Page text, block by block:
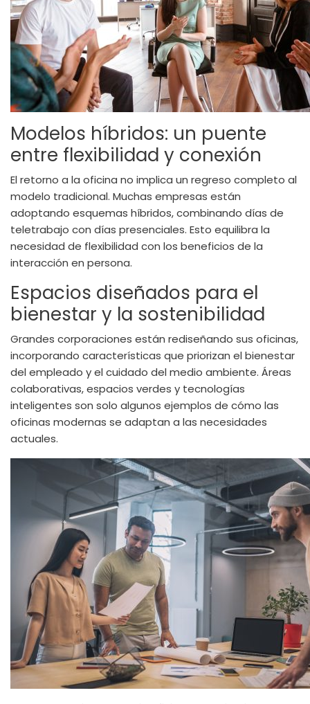
Modelos híbridos: un puente
entre flexibilidad y conexión
El retorno a la oficina no implica un regreso completo al
modelo tradicional. Muchas empresas están
adoptando esquemas híbridos, combinando días de
teletrabajo con días presenciales. Esto equilibra la
necesidad de flexibilidad con los beneficios de la
interacción en persona.
Espacios diseñados para el
bienestar y la sostenibilidad
Grandes corporaciones están rediseñando sus oficinas,
incorporando características que priorizan el bienestar
del empleado y el cuidado del medio ambiente. Áreas
colaborativas, espacios verdes y tecnologías
inteligentes son solo algunos ejemplos de cómo las
oficinas modernas se adaptan a las necesidades
actuales.